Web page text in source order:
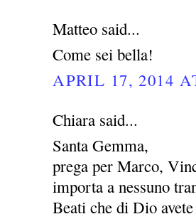
Matteo said...
Come sei bella!
APRIL 17, 2014
Chiara said...
Santa Gemma,
prega per Marco,
importa a nessuno
Beati che di Dio